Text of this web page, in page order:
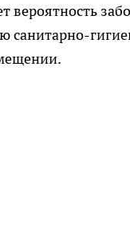
вероятность
санитарно-